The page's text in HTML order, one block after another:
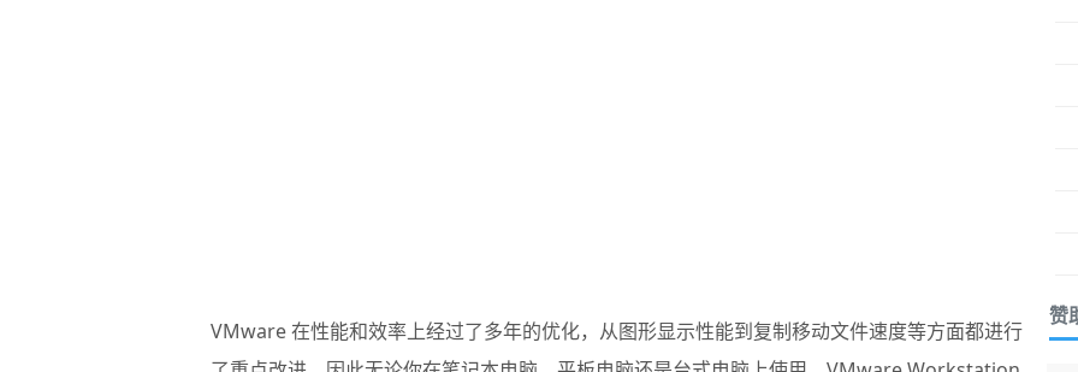
VMware 在性能和效率上经过了多年的优化，从图形显示性能到复制移动文件速度等方面都进行
赞